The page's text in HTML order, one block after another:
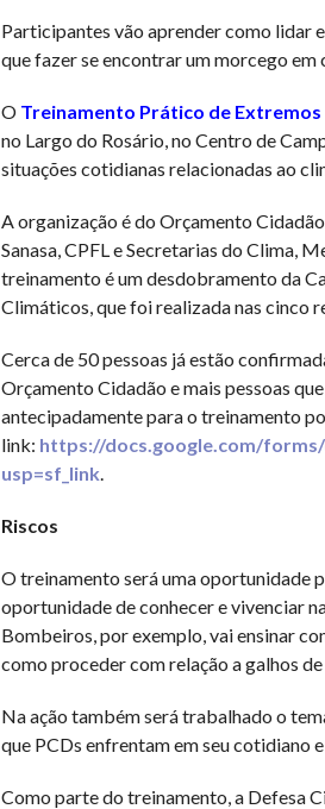
Participantes vão aprender como lidar
que fazer se encontrar um morcego em
O Treinamento Prático de
no Largo do Rosário, no Centro de
situações cotidianas relacionadas ao
A organização é do Orçamento
Sanasa, CPFL e Secretarias do Clima,
treinamento é um desdobramento da
Climáticos, que foi realizada nas cinco
Cerca de 50 pessoas já estão
Orçamento Cidadão e mais pessoas
antecipadamente para o treinamento
link: https://docs.google.com/
usp=sf_link.
Riscos
O treinamento será uma oportunidade
oportunidade de conhecer e vivenciar
Bombeiros, por exemplo, vai ensinar
como proceder com relação a galhos
Na ação também será trabalhado o
que PCDs enfrentam em seu cotidiano
Como parte do treinamento, a Defesa